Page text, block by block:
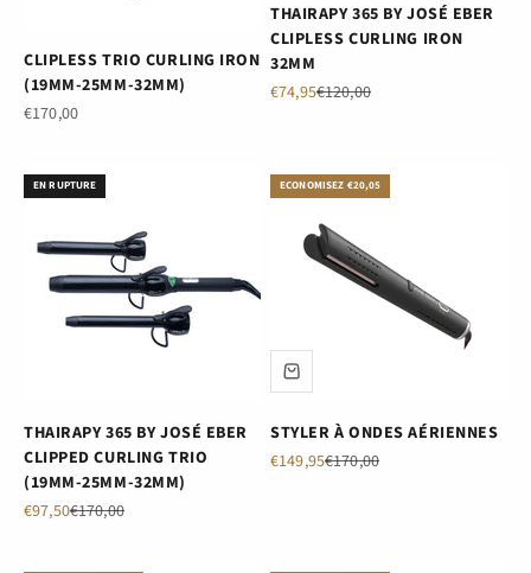
CLIPLESS TRIO CURLING IRON
(19MM-25MM-32MM)
Prix de vente
€170,00
THAIRAPY 365 BY JOSÉ EBER
CLIPLESS CURLING IRON
32MM
Prix de vente
€74,95Prix normal
€120,00
EN RUPTURE
THAIRAPY 365 BY JOSÉ EBER
CLIPPED CURLING TRIO
(19MM-25MM-32MM)
Prix de vente
€97,50Prix normal
€170,00
ECONOMISEZ €20,05
STYLER À ONDES AÉRIENNES
Prix de vente
€149,95Prix normal
€170,00